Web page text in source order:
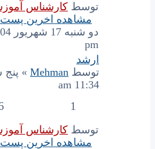
توسط کارشناس
مشاهده اخرین پست
pm
ارشد
توسط Mehman
11:34 am
1
توسط کارشناس
مشاهده اخرین پست